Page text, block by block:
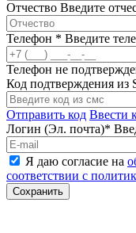
Отчество Введите
Телефон * Введите
Телефон не
Код подтверждения из
Отправить код Ввести
Логин (Эл. почта)*
Я даю согласие на
соответствии с